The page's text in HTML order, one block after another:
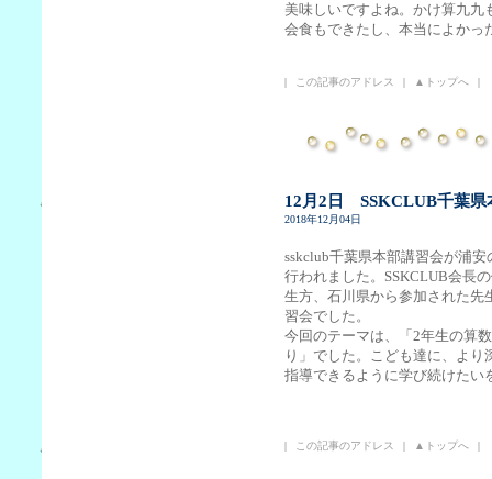
美味しいですよね。かけ算九九
会食もできたし、本当によかっ
| この記事のアドレス | ▲トップへ |
12月2日 SSKCLUB千葉県
2018年12月04日
sskclub千葉県本部講習会が浦
行われました。SSKCLUB会長
生方、石川県から参加された先
習会でした。
今回のテーマは、「2年生の算
り」でした。こども達に、より
指導できるように学び続けたい
| この記事のアドレス | ▲トップへ |